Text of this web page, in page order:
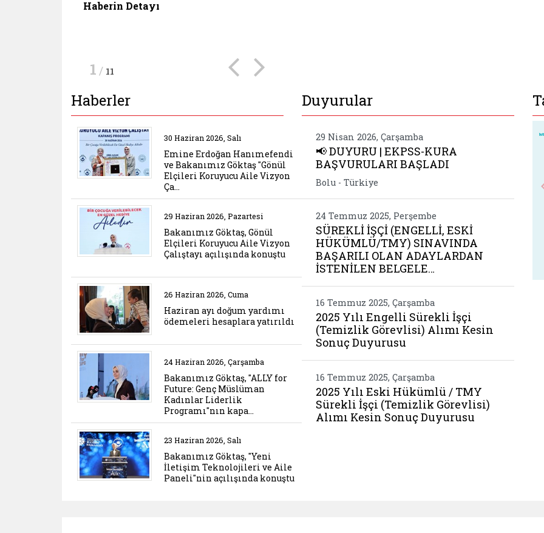
1 / 11
Haberin Detayı
Haberin Detayı
Haberin Detayı
etmeyeceğiz." dedi
kamuya yerleştirilmesini sağladık."
Haberin Detayı
vatandaşlarımızın yanındayız." dedi
Haberin Detayı
Haberin Detayı
Haberler
Belgeyi aç: emine erdogan hanimefendi ve bakanimiz goktas gonul
30 Haziran 2026, Salı
Emine Erdoğan Hanımefendi
ve Bakanımız Göktaş "Gönül
Elçileri Koruyucu Aile Vizyon
Ça…
Belgeyi aç: bakanimiz goktas gonul elcileri koruyucu aile vizyon
29 Haziran 2026, Pazartesi
Bakanımız Göktaş, Gönül
Elçileri Koruyucu Aile Vizyon
Çalıştayı açılışında konuştu
Belgeyi aç: haziran ayi dogum yardimi odemeleri hesaplara yatirildi
26 Haziran 2026, Cuma
Haziran ayı doğum yardımı
ödemeleri hesaplara yatırıldı
Belgeyi aç: bakanimiz goktas ally for future genc musluman kadinlar
24 Haziran 2026, Çarşamba
Bakanımız Göktaş, "ALLY for
Future: Genç Müslüman
Kadınlar Liderlik
Programı"nın kapa…
Belgeyi aç: bakanimiz goktas yeni iletisim teknolojileri ve aile paneli
23 Haziran 2026, Salı
Bakanımız Göktaş, "Yeni
İletişim Teknolojileri ve Aile
Paneli"nin açılışında konuştu
Duyurular
29 Nisan 2026, Çarşamba
📢 DUYURU | EKPSS-KURA
BAŞVURULARI BAŞLADI
Bolu - Türkiye
24 Temmuz 2025, Perşembe
SÜREKLİ İŞÇİ (ENGELLİ, ESKİ
HÜKÜMLÜ/TMY) SINAVINDA
BAŞARILI OLAN ADAYLARDAN
İSTENİLEN BELGELE…
16 Temmuz 2025, Çarşamba
2025 Yılı Engelli Sürekli İşçi
(Temizlik Görevlisi) Alımı Kesin
Sonuç Duyurusu
16 Temmuz 2025, Çarşamba
2025 Yılı Eski Hükümlü / TMY
Sürekli İşçi (Temizlik Görevlisi)
Alımı Kesin Sonuç Duyurusu